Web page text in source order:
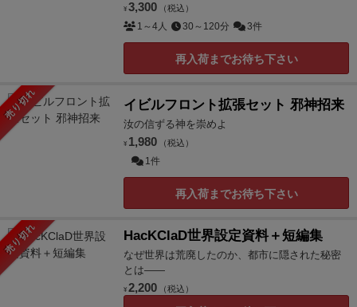
¥ 3,300 （税込）
1～4人 30～120分 3件
再入荷までお待ち下さい
売り切れ イビルフロント拡張セット 邪神招来
汝の信ずる神を崇めよ
¥ 1,980 （税込）
1件
再入荷までお待ち下さい
売り切れ HacKClaD世界設定資料＋短編集
なぜ世界は荒廃したのか、都市に隠された秘密
とは――
¥ 2,200 （税込）